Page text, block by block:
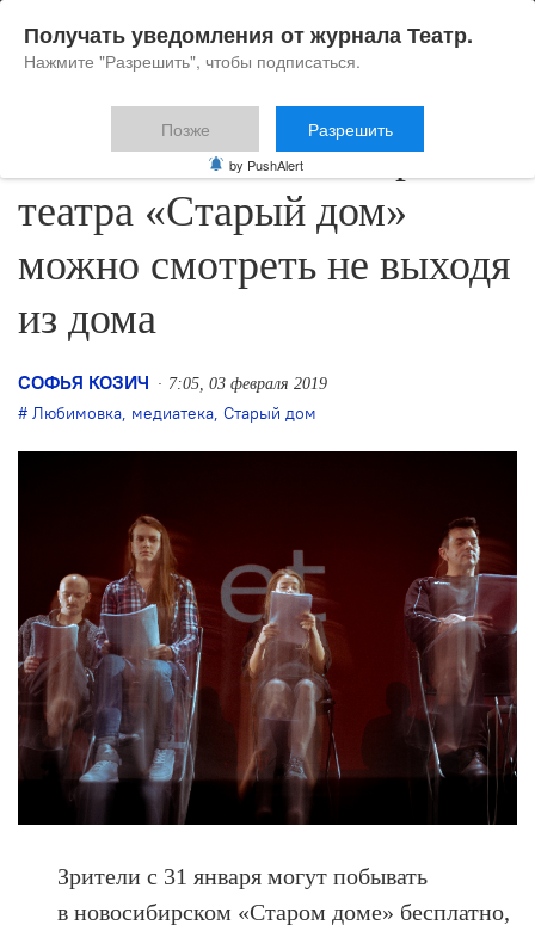
Спектакли новосибирского
театра «Старый дом»
можно смотреть не выходя
из дома
СОФЬЯ КОЗИЧ 7:05, 03 февраля 2019
Любимовка, медиатека, Старый дом
Зрители с 31 января могут побывать
в новосибирском «Старом доме» бесплатно,
Получать уведомления от журнала Театр.
Нажмите "Разрешить", чтобы подписаться.
Позже Разрешить
by PushAlert